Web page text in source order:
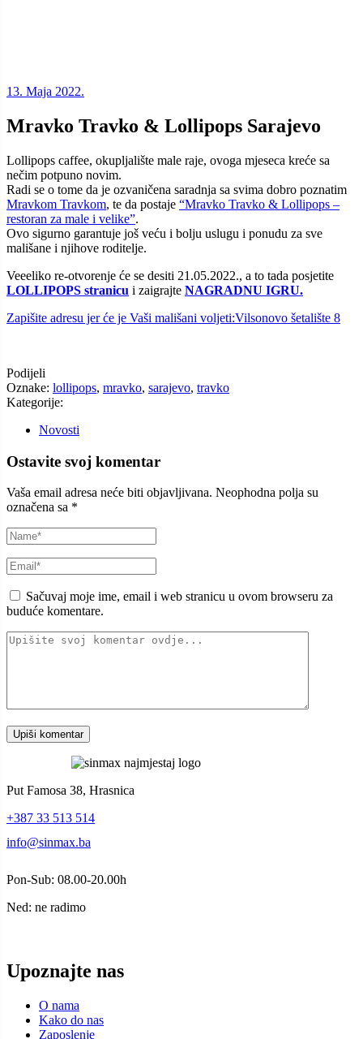
13. Maja 2022.
Mravko Travko & Lollipops Sarajevo
Lollipops caffee, okupljalište male raje, ovoga mjeseca kreće sa
nečim potpuno novim.
Radi se o tome da je ozvaničena saradnja sa svima dobro poznatim
Mravkom Travkom, te da postaje “Mravko Travko & Lollipops –
restoran za male i velike”.
Ovo sigurno garantuje još veću i bolju uslugu i ponudu za sve
mališane i njihove roditelje.
Veeeliko re-otvorenje će se desiti 21.05.2022., a to tada posjetite
LOLLIPOPS stranicu i zaigrajte NAGRADNU IGRU.
Zapišite adresu jer će je Vaši mališani voljeti:Vilsonovo šetalište 8
Podijeli
Oznake: lollipops, mravko, sarajevo, travko
Kategorije:
Novosti
Ostavite svoj komentar
Vaša email adresa neće biti objavljivana. Neophodna polja su
označena sa *
Sačuvaj moje ime, email i web stranicu u ovom browseru za
buduće komentare.
Put Famosa 38, Hrasnica
+387 33 513 514
info@sinmax.ba
Pon-Sub: 08.00-20.00h
Ned: ne radimo
Upoznajte nas
O nama
Kako do nas
Zaposlenje